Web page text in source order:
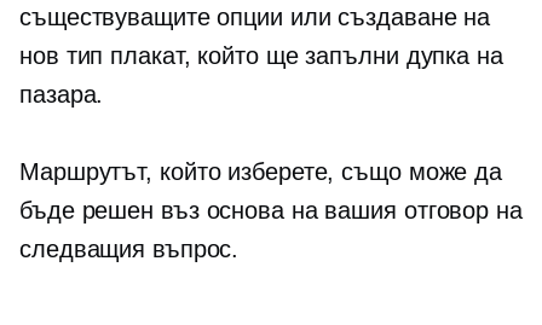
съществуващите опции или създаване на
нов тип плакат, който ще запълни дупка на
пазара.
Маршрутът, който изберете, също може да
бъде решен въз основа на вашия отговор на
следващия въпрос.